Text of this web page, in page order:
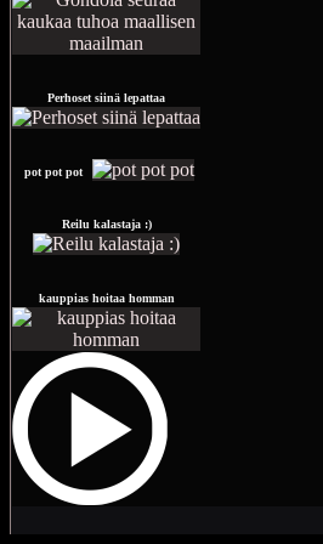
Perhoset siinä lepattaa
pot pot pot
Reilu kalastaja :)
kauppias hoitaa homman